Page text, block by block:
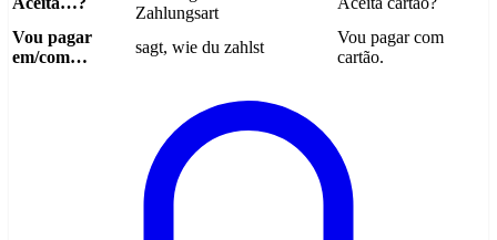
Zahlungsart
Vou pagar
em/com…
sagt, wie du zahlst
Vou pagar com
cartão.